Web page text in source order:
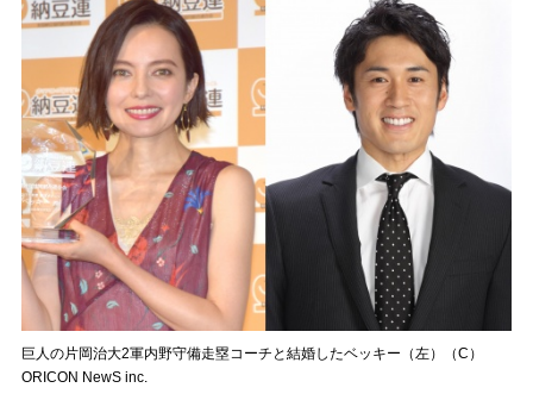
巨人の片岡治大2軍内野守備走塁コーチと結婚したベッキー（左）（C）
ORICON NewS inc.